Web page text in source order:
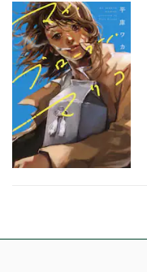
在庫状況
価格帯